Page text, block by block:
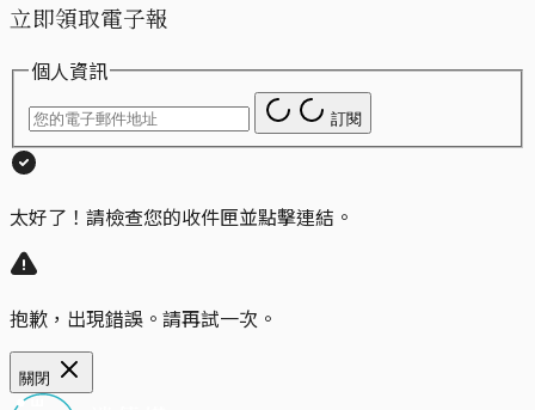
立即領取電子報
個人資訊
訂閱
太好了！請檢查您的收件匣並點擊連結。
抱歉，出現錯誤。請再試一次。
關閉